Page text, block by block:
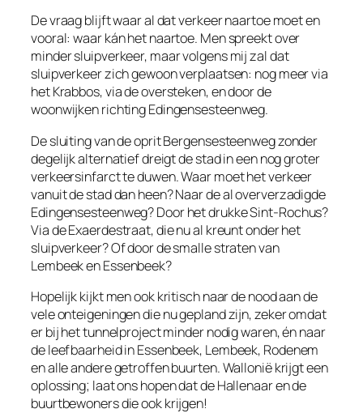
De vraag blijft waar al dat verkeer naartoe moet en
vooral: waar kán het naartoe. Men spreekt over
minder sluipverkeer, maar volgens mij zal dat
sluipverkeer zich gewoon verplaatsen: nog meer via
het Krabbos, via de oversteken, en door de
woonwijken richting Edingensesteenweg.
De sluiting van de oprit Bergensesteenweg zonder
degelijk alternatief dreigt de stad in een nog groter
verkeersinfarct te duwen. Waar moet het verkeer
vanuit de stad dan heen? Naar de al oververzadigde
Edingensesteenweg? Door het drukke Sint‑Rochus?
Via de Exaerdestraat, die nu al kreunt onder het
sluipverkeer? Of door de smalle straten van
Lembeek en Essenbeek?
Hopelijk kijkt men ook kritisch naar de nood aan de
vele onteigeningen die nu gepland zijn, zeker omdat
er bij het tunnelproject minder nodig waren, én naar
de leefbaarheid in Essenbeek, Lembeek, Rodenem
en alle andere getroffen buurten. Wallonië krijgt een
oplossing; laat ons hopen dat de Hallenaar en de
buurtbewoners die ook krijgen!